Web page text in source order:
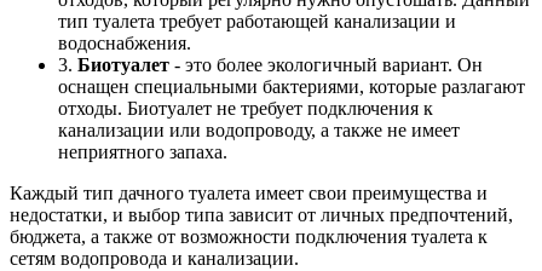
тип туалета требует работающей канализации и
водоснабжения.
3. Биотуалет - это более экологичный вариант. Он
оснащен специальными бактериями, которые разлагают
отходы. Биотуалет не требует подключения к
канализации или водопроводу, а также не имеет
неприятного запаха.
Каждый тип дачного туалета имеет свои преимущества и
недостатки, и выбор типа зависит от личных предпочтений,
бюджета, а также от возможности подключения туалета к
сетям водопровода и канализации.